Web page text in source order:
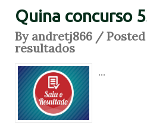
Quina concurso
By andretj866 /
resultados
...